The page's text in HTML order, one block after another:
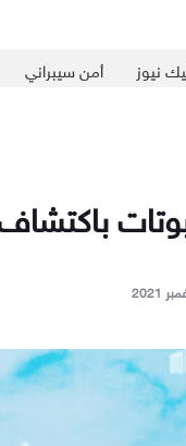
نيوز أمن سيبراني